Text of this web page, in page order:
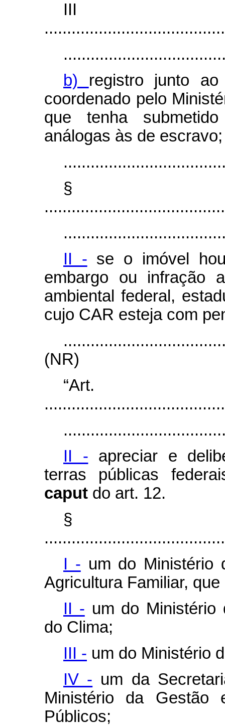
b) registro junto ao
coordenado pelo
que tenha
análogas às de escravo;
§
II - se o imóvel
embargo ou infração
ambiental federal,
cujo CAR esteja com
(NR)
II - apreciar e
terras públicas
caput do art. 12.
§
I - um do Ministério
Agricultura Familiar,
II - um do Ministério
do Clima;
III - um do Ministério
IV - um da
Ministério da Gestão
Públicos;